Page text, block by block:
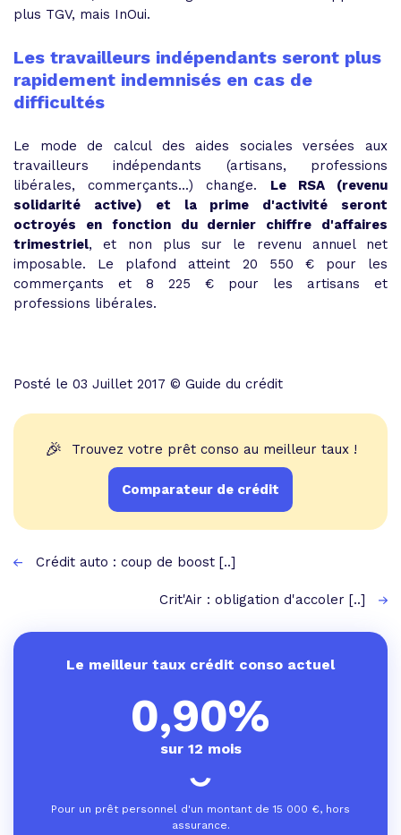
plus TGV, mais InOui.
Les travailleurs indépendants seront plus
rapidement indemnisés en cas de
difficultés
Le mode de calcul des aides sociales versées aux
travailleurs indépendants (artisans, professions
libérales, commerçants...) change. Le RSA (revenu
solidarité active) et la prime d'activité seront
octroyés en fonction du dernier chiffre d'affaires
trimestriel, et non plus sur le revenu annuel net
imposable. Le plafond atteint 20 550 € pour les
commerçants et 8 225 € pour les artisans et
professions libérales.
Posté le 03 Juillet 2017 © Guide du crédit
🎉 Trouvez votre prêt conso au meilleur taux !
Comparateur de crédit
Crédit auto : coup de boost [..]
Crit'Air : obligation d'accoler [..]
Le meilleur taux crédit conso actuel
0,90%
sur 12 mois
Pour un prêt personnel d'un montant de 15 000 €, hors
assurance.